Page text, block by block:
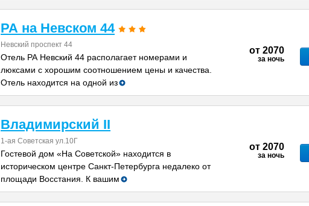
РА на Невском 44
Невский проспект 44
Отель РА Невский 44 располагает номерами и
люксами с хорошим соотношением цены и качества.
Отель находится на одной из
от 2070
за ночь
Владимирский II
1-ая Советская ул.10Г
Гостевой дом «На Советской» находится в
историческом центре Санкт-Петербурга недалеко от
площади Восстания. К вашим
от 2070
за ночь